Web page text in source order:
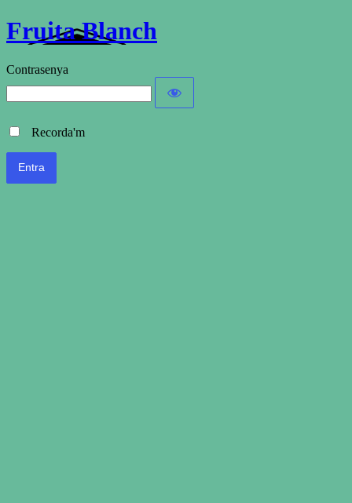
Fruita Blanch
Contrasenya
Recorda'm